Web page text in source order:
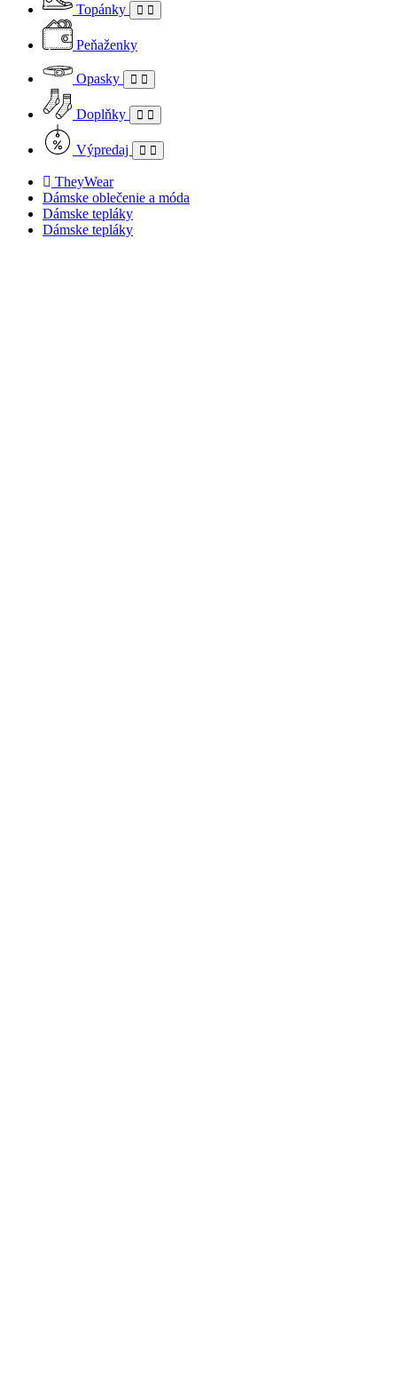
Topánky
Peňaženky
Opasky
Doplňky
Výpredaj
TheyWear
Dámske oblečenie a móda
Dámske tepláky
Dámske tepláky